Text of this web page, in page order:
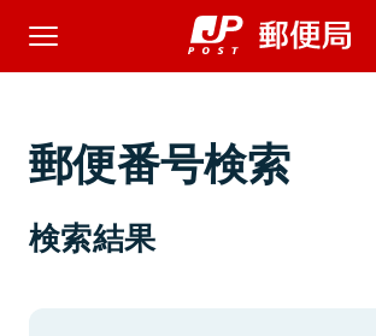
郵便番号検索
検索結果